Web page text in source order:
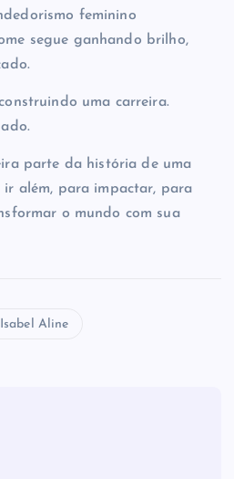
feminino
segue ganhando brilho,
uma carreira.
parte da história de uma
ir além, para impactar, para
o mundo com sua
Isabel Aline